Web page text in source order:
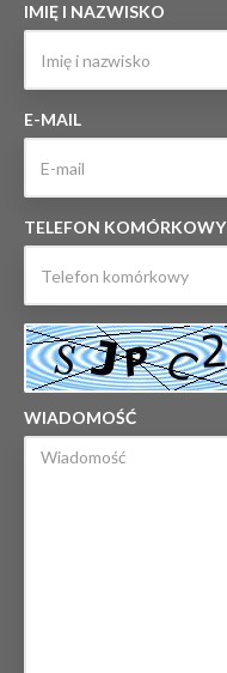
IMIĘ I NAZWISKO
E-MAIL
TELEFON KOMÓRKOWY
WIADOMOŚĆ